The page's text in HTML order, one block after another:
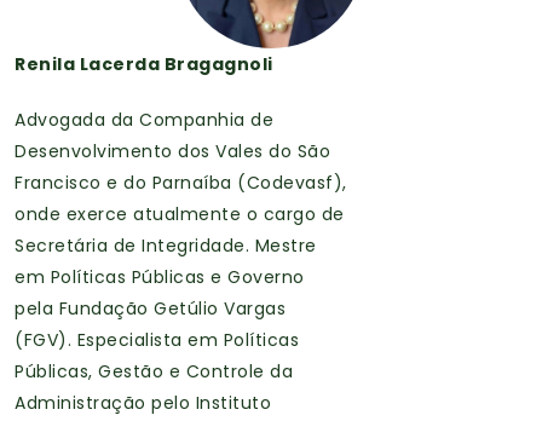
Renila Lacerda Bragagnoli
Advogada da Companhia de
Desenvolvimento dos Vales do São
Francisco e do Parnaíba (Codevasf),
onde exerce atualmente o cargo de
Secretária de Integridade. Mestre
em Políticas Públicas e Governo
pela Fundação Getúlio Vargas
(FGV). Especialista em Políticas
Públicas, Gestão e Controle da
Administração pelo Instituto